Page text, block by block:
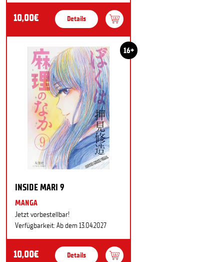
10,00€ Details
16+
INSIDE MARI 9
MANGA
Jetzt vorbestellbar!
Verfügbarkeit: Ab dem 13.04.2027
10,00€ Details